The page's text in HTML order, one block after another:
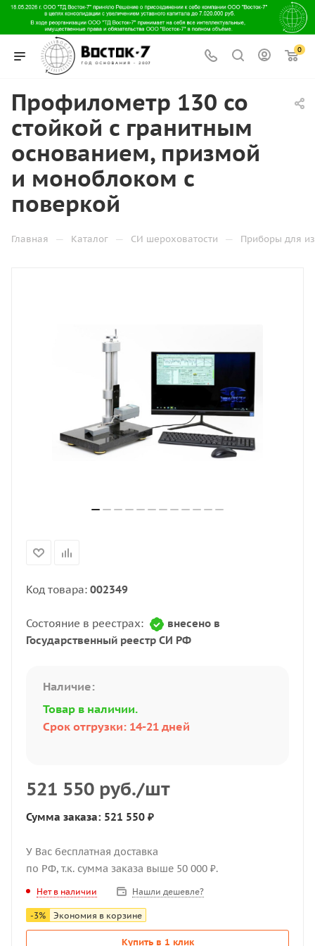
0
Профилометр 130 со
стойкой с гранитным
основанием, призмой
и моноблоком с
поверкой
Главная — Каталог — СИ шероховатости — Приборы для
Код товара: 002349
Состояние в реестрах:
внесено в
Государственный реестр СИ РФ
Наличие:
Товар в наличии.
Срок отгрузки: 14-21 дней
521 550 руб./шт
Сумма заказа: 521 550 ₽
У Вас бесплатная доставка
по РФ, т.к. сумма заказа выше 50 000 ₽.
Нет в наличии Нашли дешевле?
-3% Экономия в корзине
Купить в 1 клик